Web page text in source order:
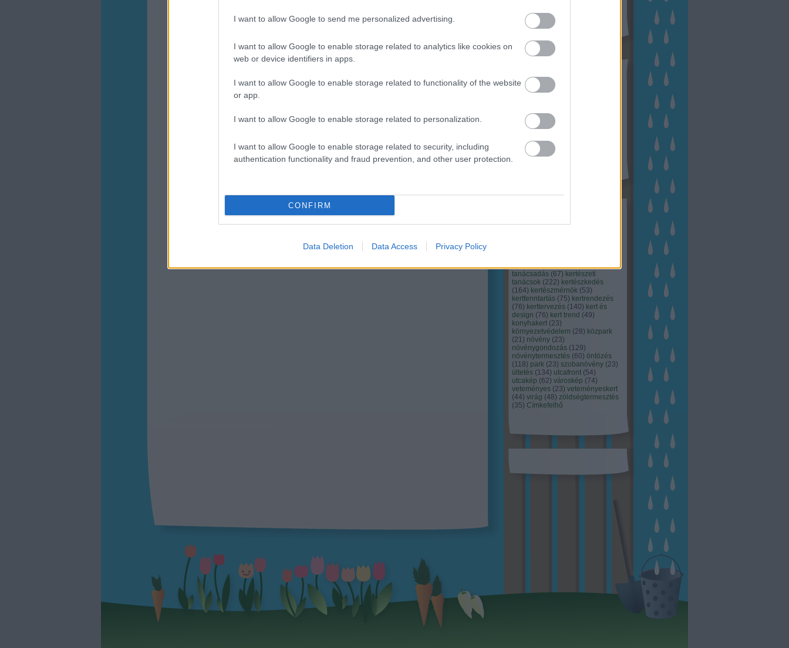
I want to allow Google to send me personalized advertising.
I want to allow Google to enable storage related to analytics like cookies on
web or device identifiers in apps.
I want to allow Google to enable storage related to functionality of the website
or app.
I want to allow Google to enable storage related to personalization.
I want to allow Google to enable storage related to security, including
authentication functionality and fraud prevention, and other user protection.
CONFIRM
Data Deletion Data Access Privacy Policy
Budapest (45) dísznövény
(126) kertészet (118) kertészeti
tanácsadás (67) kertészeti
tanácsok (222) kertészkedés
(164) kertészmérnök (53)
kertfenntartás (75) kertrendezés
(76) kerttervezés (140) kert és
design (76) kert trend (49)
konyhakert (23)
környezetvédelem (28) közpark
(21) növény (23)
növénygondozás (129)
növénytermesztés (60) öntözés
(118) park (23) szobanövény (23)
ültetés (134) utcafront (54)
utcakép (62) városkép (74)
veteményes (23) veteményeskert
(44) virág (48) zöldségtermesztés
(35) Címkefelhő